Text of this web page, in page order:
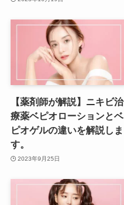
【薬剤師が解説】ニキビ治
療薬ベピオローションとベ
ピオゲルの違いを解説しま
す。
2023年9月25日